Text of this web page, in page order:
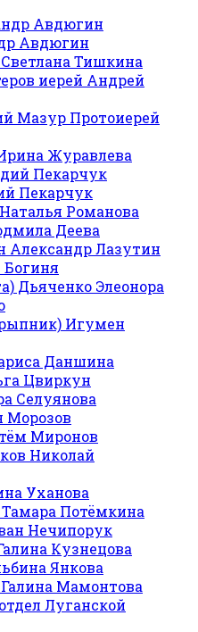
Авдюгин
Светлана Тишкина
иерей Андрей
Протоиерей
Журавлева
Пекарчук
Наталья Романова
Деева
Александр Лазутин
Элеонора
Игумен
Даншина
Цвиркун
Селуянова
Морозов
Миронов
Николай
Уханова
Тамара Потёмкина
Нечипорук
Кузнецова
Янкова
Галина Мамонтова